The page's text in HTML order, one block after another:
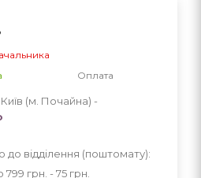
Оплата
(м. Почайна) -
відділення (поштомату):
грн. - 75 грн